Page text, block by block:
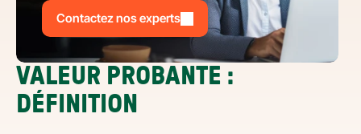
Contactez nos experts
VALEUR PROBANTE :
DÉFINITION